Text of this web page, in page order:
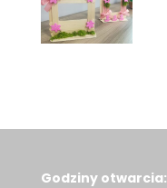
Godziny otwarcia: